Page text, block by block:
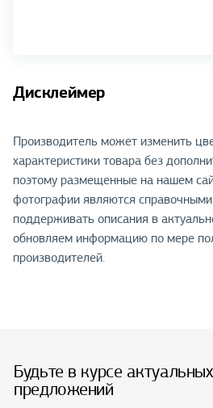
Дисклеймер
Производитель может изменить
характеристики товара без
поэтому размещенные на нашем
фотографии являются
поддерживать описания в
обновляем информацию по мере
производителей.
Будьте в курсе
предложений